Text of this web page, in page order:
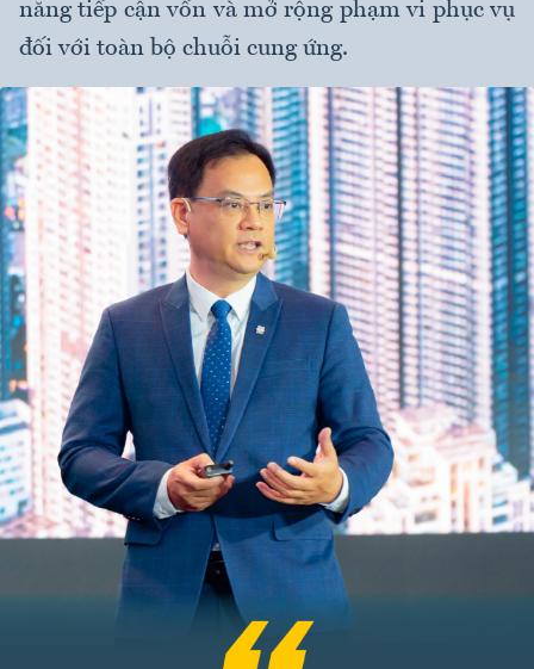
năng tiếp cận vốn và mở rộng phạm vi phục vụ
đối với toàn bộ chuỗi cung ứng.